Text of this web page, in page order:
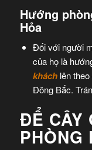
Hướng
Hỏa
Đối với người
của họ là
kháchlên theo
Đông Bắc.
ĐỂ CÂY
PHÒNG